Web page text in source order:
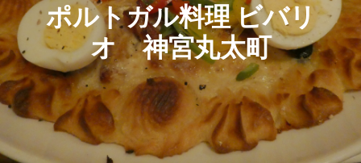
ポルトガル料理 ビバリ
オ 神宮丸太町